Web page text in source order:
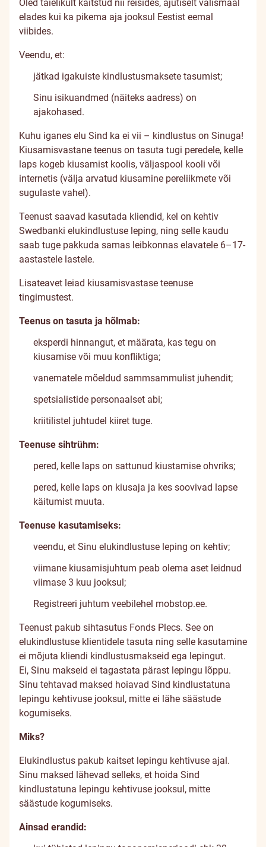
Oled täielikult kaitstud nii reisides, ajutiselt välismaal
elades kui ka pikema aja jooksul Eestist eemal
viibides.
Veendu, et:
jätkad igakuiste kindlustusmaksete tasumist;
Sinu isikuandmed (näiteks aadress) on
ajakohased.
Kuhu iganes elu Sind ka ei vii – kindlustus on Sinuga!
Kiusamisvastane teenus on tasuta tugi peredele, kelle
laps kogeb kiusamist koolis, väljaspool kooli või
internetis (välja arvatud kiusamine pereliikmete või
sugulaste vahel).
Teenust saavad kasutada kliendid, kel on kehtiv
Swedbanki elukindlustuse leping, ning selle kaudu
saab tuge pakkuda samas leibkonnas elavatele 6–17-
aastastele lastele.
Lisateavet leiad kiusamisvastase teenuse
tingimustest.
Teenus on tasuta ja hõlmab:
eksperdi hinnangut, et määrata, kas tegu on
kiusamise või muu konfliktiga;
vanematele mõeldud sammsammulist juhendit;
spetsialistide personaalset abi;
kriitilistel juhtudel kiiret tuge.
Teenuse sihtrühm:
pered, kelle laps on sattunud kiustamise ohvriks;
pered, kelle laps on kiusaja ja kes soovivad lapse
käitumist muuta.
Teenuse kasutamiseks:
veendu, et Sinu elukindlustuse leping on kehtiv;
viimane kiusamisjuhtum peab olema aset leidnud
viimase 3 kuu jooksul;
Registreeri juhtum veebilehel mobstop.ee.
Teenust pakub sihtasutus Fonds Plecs. See on
elukindlustuse klientidele tasuta ning selle kasutamine
ei mõjuta kliendi kindlustusmakseid ega lepingut.
Ei, Sinu makseid ei tagastata pärast lepingu lõppu.
Sinu tehtavad maksed hoiavad Sind kindlustatuna
lepingu kehtivuse jooksul, mitte ei lähe säästude
kogumiseks.
Miks?
Elukindlustus pakub kaitset lepingu kehtivuse ajal.
Sinu maksed lähevad selleks, et hoida Sind
kindlustatuna lepingu kehtivuse jooksul, mitte
säästude kogumiseks.
Ainsad erandid: